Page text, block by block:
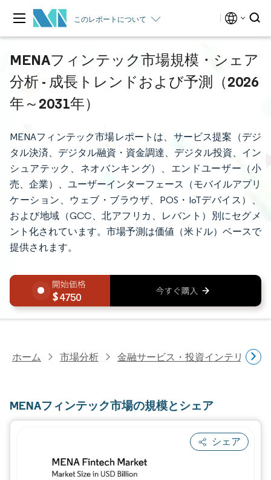
このレポートについて
MENAフィンテック市場規模・シェア
分析 - 成長トレンドおよび予測（2026
年～2031年）
MENAフィンテック市場レポートは、サービス提案（デジ
タル決済、デジタル融資・資金調達、デジタル投資、イン
シュアテック、ネオバンキング）、エンドユーザー（小
売、企業）、ユーザーインターフェース（モバイルアプリ
ケーション、ウェブ・ブラウザ、POS・IoTデバイス）、
および地域（GCC、北アフリカ、レバント）別にセグメ
ント化されています。市場予測は価値（米ドル）ベースで
提供されます。
4750
ホーム 市場分析 金融サービス・投資インテリジェ
MENAフィンテック市場の規模とシェア
シェア